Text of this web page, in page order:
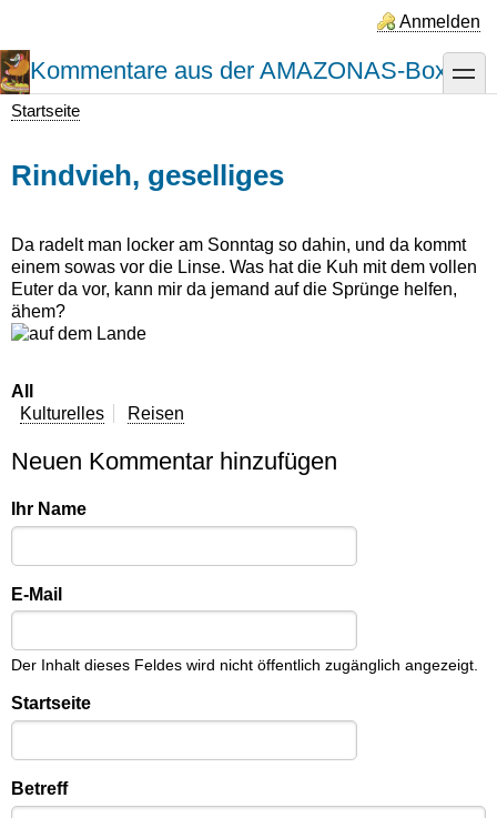
Inhalt
Anmelden
Kommentare aus der AMAZONAS-Box toggle
Startseite
Rindvieh, geselliges
Da radelt man locker am Sonntag so dahin, und da kommt
einem sowas vor die Linse. Was hat die Kuh mit dem vollen
Euter da vor, kann mir da jemand auf die Sprünge helfen,
ähem?
All
Kulturelles
Reisen
Neuen Kommentar hinzufügen
Ihr Name
E-Mail
Der Inhalt dieses Feldes wird nicht öffentlich zugänglich angezeigt.
Startseite
Betreff